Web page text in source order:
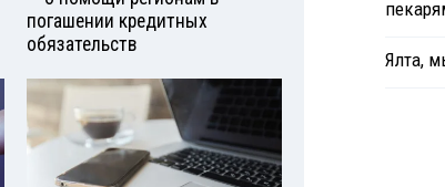
погашении кредитных
обязательств
Ялта,